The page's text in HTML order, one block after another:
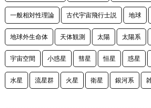
一般相対性理論 古代宇宙飛行士説 地球
地球外生命体 天体観測 太陽 太陽系
宇宙空間 小惑星 彗星 恒星 惑星
水星 流星群 火星 衛星 銀河系